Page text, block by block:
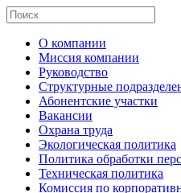
О компании
Миссия компании
Руководство
Структурные
Абонентские участки
Вакансии
Охрана труда
Экологическая политика
Политика обработки
Техническая политика
Комиссия по